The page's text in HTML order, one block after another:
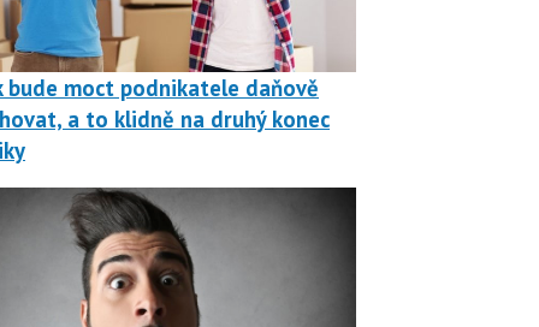
bude moct podnikatele daňově
a to klidně na druhý konec